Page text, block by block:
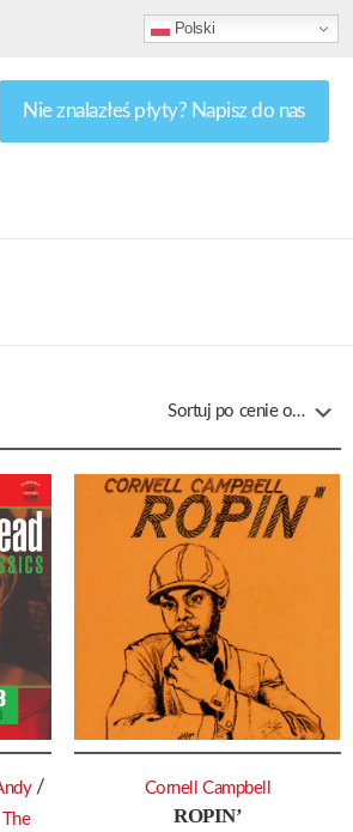
Polski
Nie znalazłeś płyty? Napisz do nas
/
The
ROPIN’
Cornell Campbell